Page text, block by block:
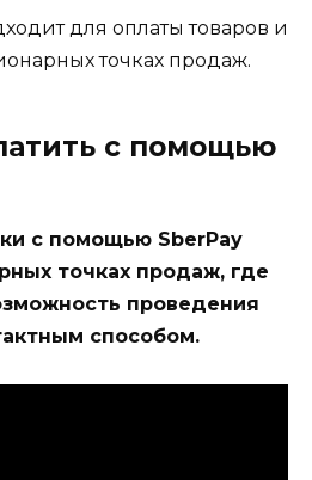
для оплаты товаров и
точках продаж.
с помощью
с помощью SberPay
точках продаж, где
проведения
способом.